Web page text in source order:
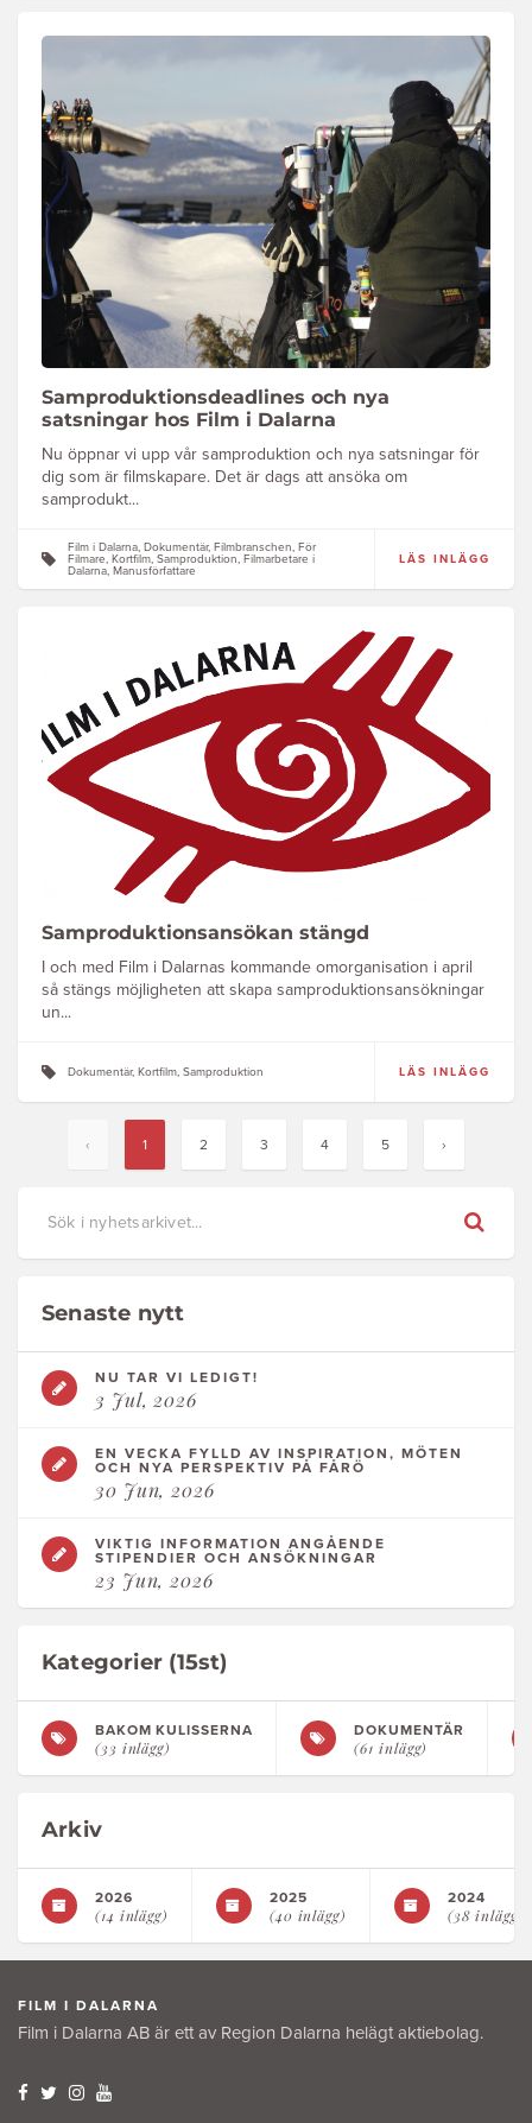
Samproduktionsdeadlines och nya
satsningar hos Film i Dalarna
Nu öppnar vi upp vår samproduktion och nya satsningar för
dig som är filmskapare. Det är dags att ansöka om
samprodukt...
Film i Dalarna, Dokumentär, Filmbranschen, För
Filmare, Kortfilm, Samproduktion, Filmarbetare i
Dalarna, Manusförfattare
LÄS INLÄGG
Samproduktionsansökan stängd
I och med Film i Dalarnas kommande omorganisation i april
så stängs möjligheten att skapa samproduktionsansökningar
un...
Dokumentär, Kortfilm, Samproduktion LÄS INLÄGG
‹ 1 2 3 4 5 ›
Senaste nytt
NU TAR VI LEDIGT!
3 Jul, 2026
EN VECKA FYLLD AV INSPIRATION, MÖTEN
OCH NYA PERSPEKTIV PÅ FÅRÖ
30 Jun, 2026
VIKTIG INFORMATION ANGÅENDE
STIPENDIER OCH ANSÖKNINGAR
23 Jun, 2026
Kategorier (15st)
BAKOM KULISSERNA
(33 inlägg)
DOKUMENTÄR
(61 inlägg)
Arkiv
2026
(14 inlägg)
2025
(40 inlägg)
2024
(38 inlägg)
FILM I DALARNA
Film i Dalarna AB är ett av Region Dalarna helägt aktiebolag.